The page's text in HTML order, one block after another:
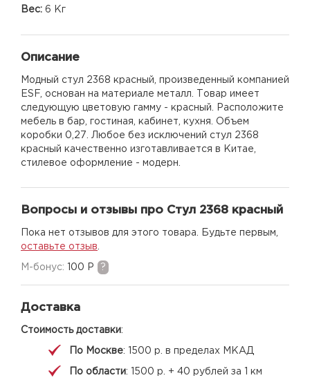
Вес: 6 Кг
Описание
Модный стул 2368 красный, произведенный компанией
ESF, основан на материале металл. Товар имеет
следующую цветовую гамму - красный. Расположите
мебель в бар, гостиная, кабинет, кухня. Объем
коробки 0,27. Любое без исключений стул 2368
красный качественно изготавливается в Китае,
стилевое оформление - модерн.
Вопросы и отзывы про Стул 2368 красный
Пока нет отзывов для этого товара. Будьте первым,
оставьте отзыв
M-бонус: 100 Р ?
Доставка
Стоимость доставки:
По Москве: 1500 р. в пределах МКАД
По области: 1500 р. + 40 рублей за 1 км